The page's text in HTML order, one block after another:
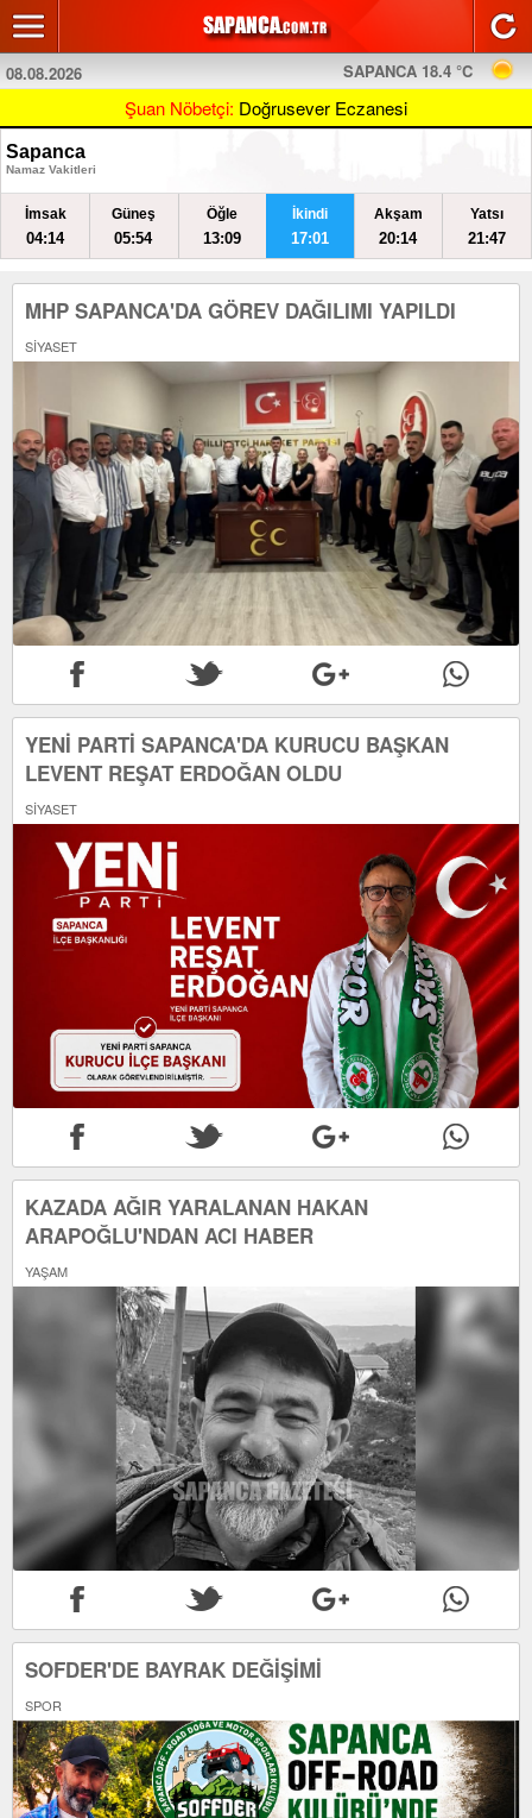
08.08.2026 SAPANCA 18.4 °C
Şuan Nöbetçi: Doğrusever Eczanesi
Sapanca
Namaz Vakitleri
İmsak
04:14
Güneş
05:54
Öğle
13:09
İkindi
17:01
Akşam
20:14
Yatsı
21:47
MHP SAPANCA'DA GÖREV DAĞILIMI YAPILDI
SİYASET
YENİ PARTİ SAPANCA'DA KURUCU BAŞKAN
LEVENT REŞAT ERDOĞAN OLDU
SİYASET
KAZADA AĞIR YARALANAN HAKAN
ARAPOĞLU'NDAN ACI HABER
YAŞAM
SOFDER'DE BAYRAK DEĞİŞİMİ
SPOR